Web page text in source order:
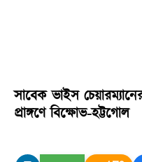
সাবেক ভাইস
প্রাঙ্গণে বিক্ষোভ-হট্টগোল